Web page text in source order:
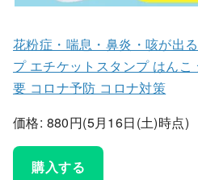
花粉症・喘息・鼻炎・咳が出
プ エチケットスタンプ はん
要 コロナ予防 コロナ対策
価格: 880円(5月16日(土)時点)
購入する